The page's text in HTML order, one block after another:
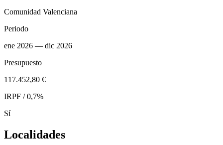
Comunidad Valenciana
Periodo
ene 2026 — dic 2026
Presupuesto
117.452,80 €
IRPF / 0,7%
Sí
Localidades